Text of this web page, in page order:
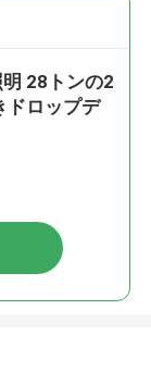
28トンの2
ドロップデ